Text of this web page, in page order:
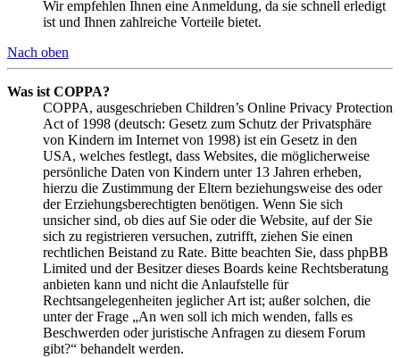
Wir empfehlen Ihnen eine Anmeldung, da sie schnell erledigt
ist und Ihnen zahlreiche Vorteile bietet.
Nach oben
Was ist COPPA?
COPPA, ausgeschrieben Children’s Online Privacy Protection
Act of 1998 (deutsch: Gesetz zum Schutz der Privatsphäre
von Kindern im Internet von 1998) ist ein Gesetz in den
USA, welches festlegt, dass Websites, die möglicherweise
persönliche Daten von Kindern unter 13 Jahren erheben,
hierzu die Zustimmung der Eltern beziehungsweise des oder
der Erziehungsberechtigten benötigen. Wenn Sie sich
unsicher sind, ob dies auf Sie oder die Website, auf der Sie
sich zu registrieren versuchen, zutrifft, ziehen Sie einen
rechtlichen Beistand zu Rate. Bitte beachten Sie, dass phpBB
Limited und der Besitzer dieses Boards keine Rechtsberatung
anbieten kann und nicht die Anlaufstelle für
Rechtsangelegenheiten jeglicher Art ist; außer solchen, die
unter der Frage „An wen soll ich mich wenden, falls es
Beschwerden oder juristische Anfragen zu diesem Forum
gibt?“ behandelt werden.